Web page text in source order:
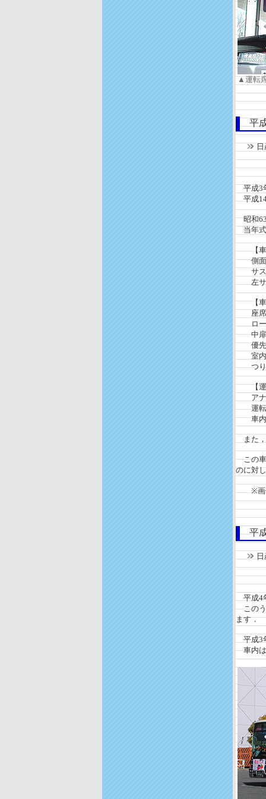
▲運転
平
機関
座
平成3
平成14
昭和63
当年式
【車
側面窓
サス
左サイ
【車
座席
ロール
中扉前
優先席
室内
つり革
【運転
アナ
運転士
車内ア
また，
この車
のに対
※画
平
機関
座
平成4
このう
ます．
平成3
車内は